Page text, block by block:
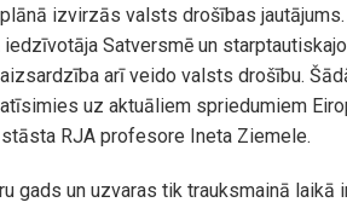
izvirzās valsts drošības
Satversmē un
arī veido valsts drošību.
uz aktuāliem spriedumiem
RJA profesore Ineta Ziemele.
gads un uzvaras tik trauksmainā laikā